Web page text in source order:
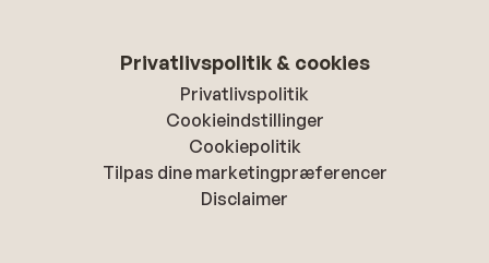
Privatlivspolitik & cookies
Privatlivspolitik
Cookieindstillinger
Cookiepolitik
Tilpas dine marketingpræferencer
Disclaimer